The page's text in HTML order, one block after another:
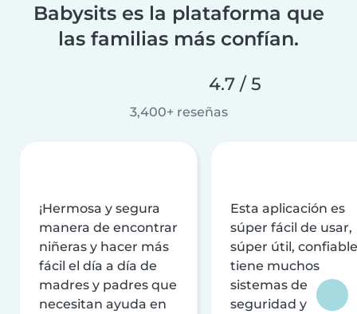
Babysits es la plataforma que
las familias más confían.
4.7 / 5
3,400+ reseñas
¡Hermosa y segura
manera de encontrar
niñeras y hacer más
fácil el día a día de
madres y padres que
necesitan ayuda en
Esta aplicación es
súper fácil de usar,
súper útil,
tiene muchos
sistemas de
seguridad y